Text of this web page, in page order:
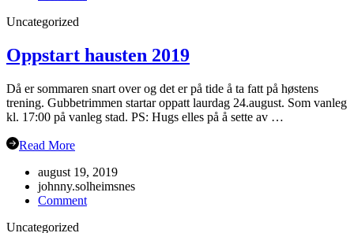
Uncategorized
Oppstart hausten 2019
Då er sommaren snart over og det er på tide å ta fatt på høstens
trening. Gubbetrimmen startar oppatt laurdag 24.august. Som vanleg
kl. 17:00 på vanleg stad. PS: Hugs elles på å sette av …
Read More
august 19, 2019
johnny.solheimsnes
Commenton
Uncategorized